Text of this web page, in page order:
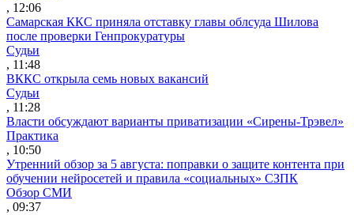
, 12:06
Самарская ККС приняла отставку главы облсуда Шилова
после проверки Генпрокуратуры
Судьи
, 11:48
ВККС открыла семь новых вакансий
Судьи
, 11:28
Власти обсуждают варианты приватизации «Сирены-Трэвел»
Практика
, 10:50
Утренний обзор за 5 августа: поправки о защите контента при
обучении нейросетей и правила «социальных» СЗПК
Обзор СМИ
, 09:37